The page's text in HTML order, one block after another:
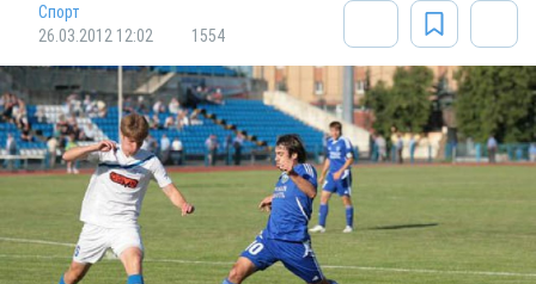
Спорт
26.03.2012 12:02
1554